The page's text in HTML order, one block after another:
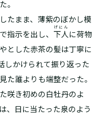
。
たまま、薄紫のぼかし模
指示を出し、 下人
げにん
に荷物
とした赤茶の髪は丁寧に
しかけられて振り返った
た誰よりも端整だった。
咲き初めの白牡丹のよ
、日に当たった泉のよう